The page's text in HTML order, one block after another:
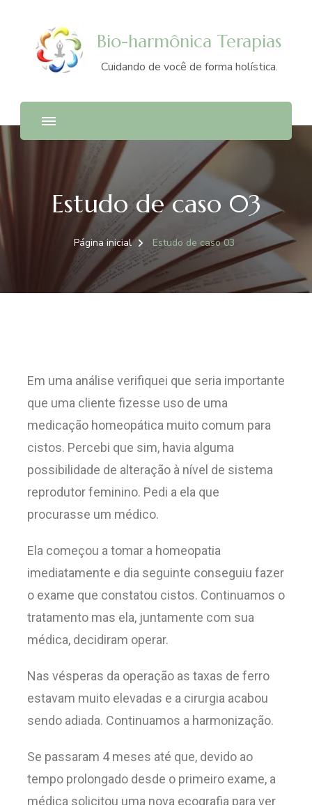
Bio-harmônica Terapias
Cuidando de você de forma holística.
Estudo de caso 03
Página inicial Estudo de caso 03
Em uma análise verifiquei que seria importante
que uma cliente fizesse uso de uma
medicação homeopática muito comum para
cistos. Percebi que sim, havia alguma
possibilidade de alteração à nível de sistema
reprodutor feminino. Pedi a ela que
procurasse um médico.
Ela começou a tomar a homeopatia
imediatamente e dia seguinte conseguiu fazer
o exame que constatou cistos. Continuamos o
tratamento mas ela, juntamente com sua
médica, decidiram operar.
Nas vésperas da operação as taxas de ferro
estavam muito elevadas e a cirurgia acabou
sendo adiada. Continuamos a harmonização.
Se passaram 4 meses até que, devido ao
tempo prolongado desde o primeiro exame, a
médica solicitou uma nova ecografia para ver